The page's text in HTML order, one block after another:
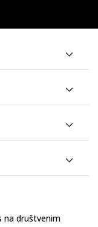
na društvenim